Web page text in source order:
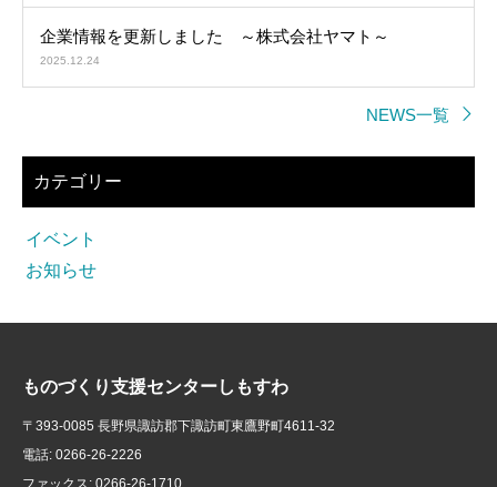
企業情報を更新しました ～株式会社ヤマト～
2025.12.24
NEWS一覧
カテゴリー
イベント
お知らせ
ものづくり支援センターしもすわ
〒393-0085 長野県諏訪郡下諏訪町東鷹野町4611-32
電話: 0266-26-2226
ファックス: 0266-26-1710